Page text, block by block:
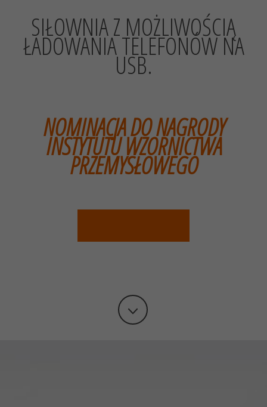
SIŁOWNIA Z MOŻLIWOŚCIĄ
ŁADOWANIA TELEFONÓW NA
USB.
NOMINACJA DO NAGRODY
INSTYTUTU WZORNICTWA
PRZEMYSŁOWEGO